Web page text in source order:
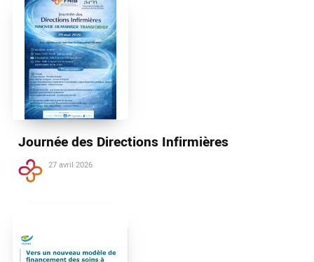
Journée des Directions Infirmières
27 avril 2026